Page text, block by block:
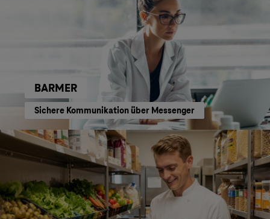
BARMER
Sichere Kommunikation über Messenger